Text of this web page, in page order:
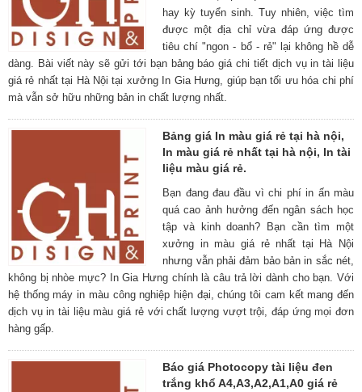
hay kỳ tuyển sinh. Tuy nhiên, việc tìm
được một địa chỉ vừa đáp ứng được
tiêu chí "ngon - bổ - rẻ" lại không hề dễ
dàng. Bài viết này sẽ gửi tới bạn bảng báo giá chi tiết dịch vụ in tài liệu
giá rẻ nhất tại Hà Nội tại xưởng In Gia Hưng, giúp bạn tối ưu hóa chi phí
mà vẫn sở hữu những bản in chất lượng nhất.
Bảng giá In màu giá rẻ tại hà nội,
In màu giá rẻ nhất tại hà nội, In tài
liệu màu giá rẻ.
Bạn đang đau đầu vì chi phí in ấn màu
quá cao ảnh hưởng đến ngân sách học
tập và kinh doanh? Bạn cần tìm một
xưởng in màu giá rẻ nhất tại Hà Nội
nhưng vẫn phải đảm bảo bản in sắc nét,
không bị nhòe mực? In Gia Hưng chính là câu trả lời dành cho bạn. Với
hệ thống máy in màu công nghiệp hiện đại, chúng tôi cam kết mang đến
dịch vụ in tài liệu màu giá rẻ với chất lượng vượt trội, đáp ứng mọi đơn
hàng gấp.
Báo giá Photocopy tài liệu đen
trắng khổ A4,A3,A2,A1,A0 giá rẻ